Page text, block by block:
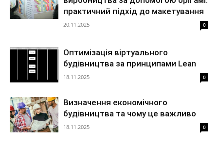
практичний підхід до макетування
20.11.2025 0
Оптимізація віртуального
будівництва за принципами Lean
18.11.2025 0
Визначення економічного
будівництва та чому це важливо
18.11.2025 0